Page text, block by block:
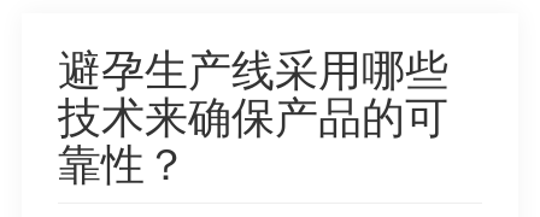
避孕生产线采用哪些
技术来确保产品的可
靠性？